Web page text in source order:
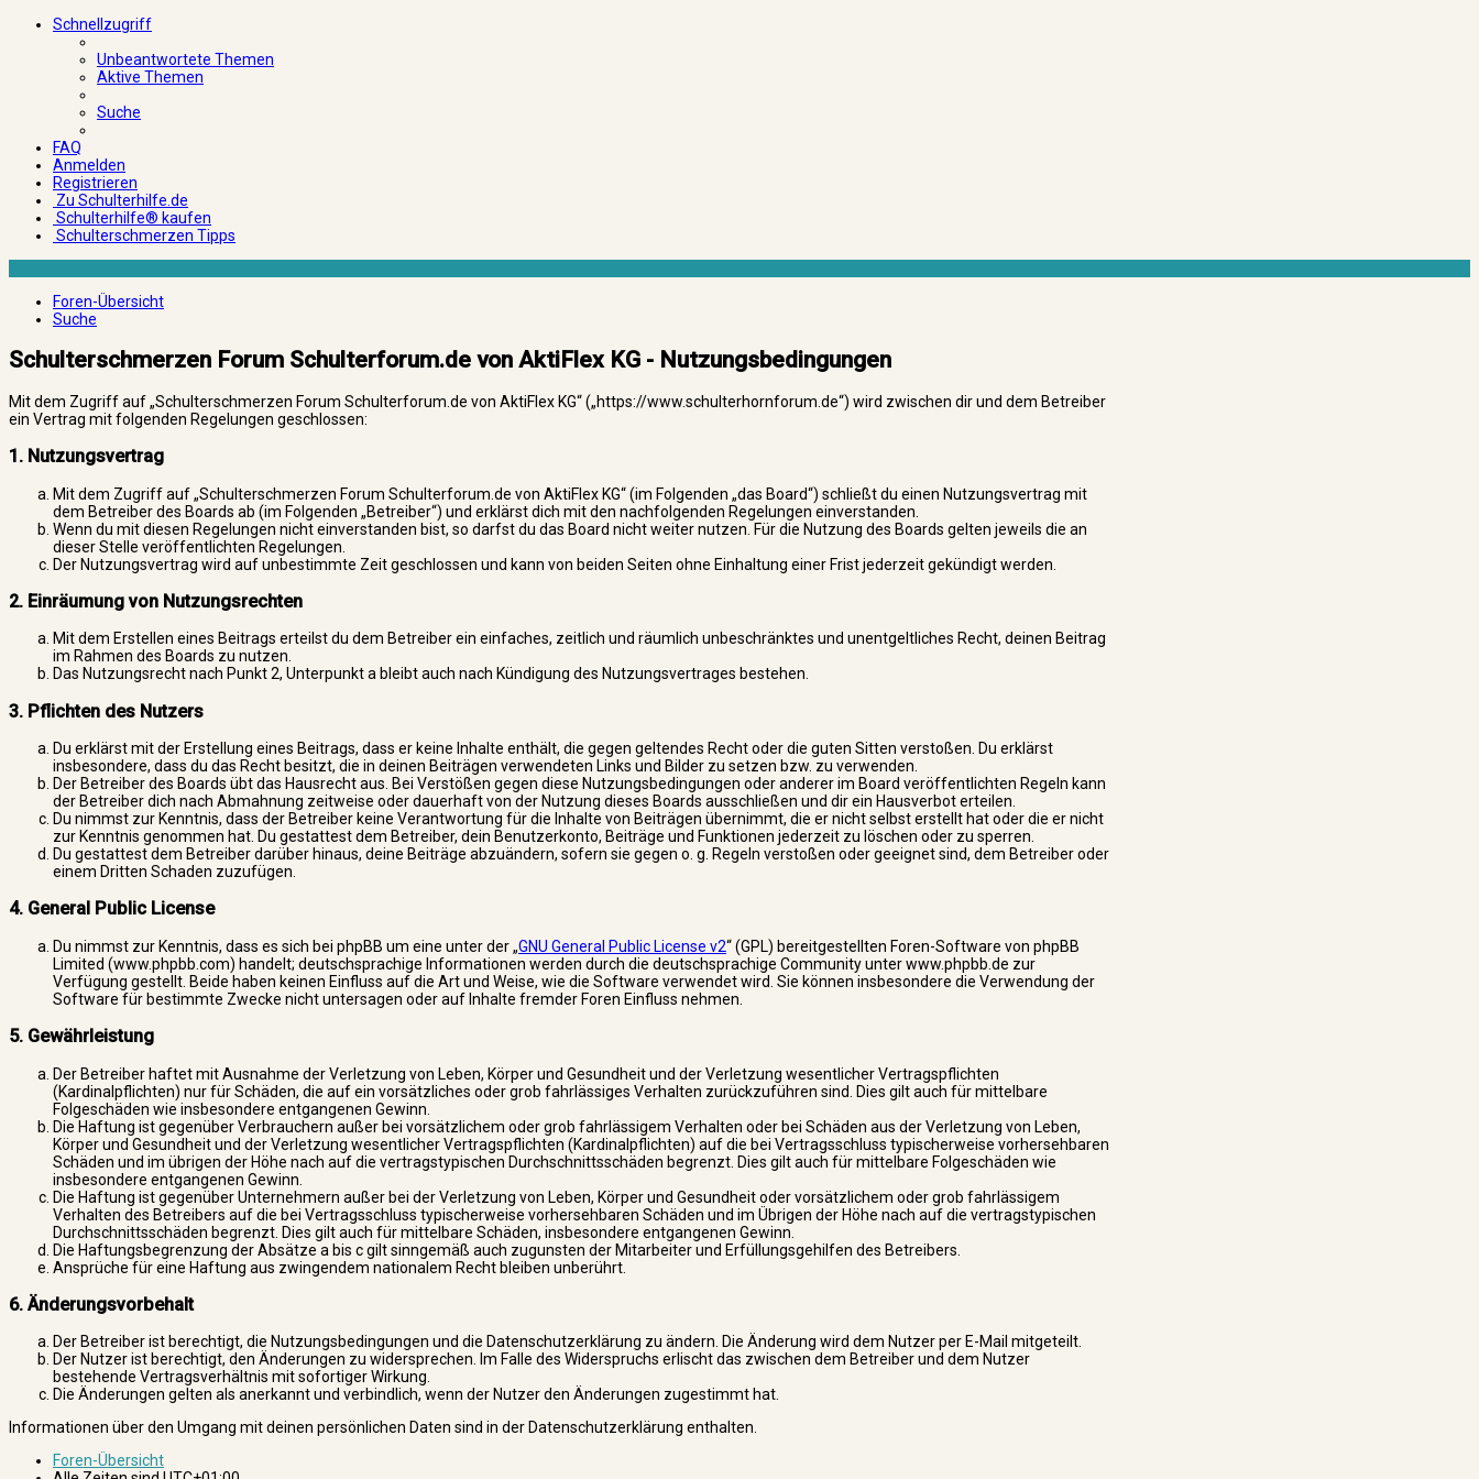
Schnellzugriff
Unbeantwortete Themen
Aktive Themen
Suche
FAQ
Anmelden
Registrieren
Zu Schulterhilfe.de
Schulterhilfe® kaufen
Schulterschmerzen Tipps
Foren-Übersicht
Suche
Schulterschmerzen Forum Schulterforum.de von AktiFlex KG - Nutzungsbedingungen
Mit dem Zugriff auf „Schulterschmerzen Forum Schulterforum.de von AktiFlex KG“ („https://www.schulterhornforum.de“) wird zwischen dir und dem Betreiber
ein Vertrag mit folgenden Regelungen geschlossen:
1. Nutzungsvertrag
Mit dem Zugriff auf „Schulterschmerzen Forum Schulterforum.de von AktiFlex KG“ (im Folgenden „das Board“) schließt du einen Nutzungsvertrag mit
dem Betreiber des Boards ab (im Folgenden „Betreiber“) und erklärst dich mit den nachfolgenden Regelungen einverstanden.
Wenn du mit diesen Regelungen nicht einverstanden bist, so darfst du das Board nicht weiter nutzen. Für die Nutzung des Boards gelten jeweils die an
dieser Stelle veröffentlichten Regelungen.
Der Nutzungsvertrag wird auf unbestimmte Zeit geschlossen und kann von beiden Seiten ohne Einhaltung einer Frist jederzeit gekündigt werden.
2. Einräumung von Nutzungsrechten
Mit dem Erstellen eines Beitrags erteilst du dem Betreiber ein einfaches, zeitlich und räumlich unbeschränktes und unentgeltliches Recht, deinen Beitrag
im Rahmen des Boards zu nutzen.
Das Nutzungsrecht nach Punkt 2, Unterpunkt a bleibt auch nach Kündigung des Nutzungsvertrages bestehen.
3. Pflichten des Nutzers
Du erklärst mit der Erstellung eines Beitrags, dass er keine Inhalte enthält, die gegen geltendes Recht oder die guten Sitten verstoßen. Du erklärst
insbesondere, dass du das Recht besitzt, die in deinen Beiträgen verwendeten Links und Bilder zu setzen bzw. zu verwenden.
Der Betreiber des Boards übt das Hausrecht aus. Bei Verstößen gegen diese Nutzungsbedingungen oder anderer im Board veröffentlichten Regeln kann
der Betreiber dich nach Abmahnung zeitweise oder dauerhaft von der Nutzung dieses Boards ausschließen und dir ein Hausverbot erteilen.
Du nimmst zur Kenntnis, dass der Betreiber keine Verantwortung für die Inhalte von Beiträgen übernimmt, die er nicht selbst erstellt hat oder die er nicht
zur Kenntnis genommen hat. Du gestattest dem Betreiber, dein Benutzerkonto, Beiträge und Funktionen jederzeit zu löschen oder zu sperren.
Du gestattest dem Betreiber darüber hinaus, deine Beiträge abzuändern, sofern sie gegen o. g. Regeln verstoßen oder geeignet sind, dem Betreiber oder
einem Dritten Schaden zuzufügen.
4. General Public License
Du nimmst zur Kenntnis, dass es sich bei phpBB um eine unter der „GNU General Public License v2“ (GPL) bereitgestellten Foren-Software von phpBB
Limited (www.phpbb.com) handelt; deutschsprachige Informationen werden durch die deutschsprachige Community unter www.phpbb.de zur
Verfügung gestellt. Beide haben keinen Einfluss auf die Art und Weise, wie die Software verwendet wird. Sie können insbesondere die Verwendung der
Software für bestimmte Zwecke nicht untersagen oder auf Inhalte fremder Foren Einfluss nehmen.
5. Gewährleistung
Der Betreiber haftet mit Ausnahme der Verletzung von Leben, Körper und Gesundheit und der Verletzung wesentlicher Vertragspflichten
(Kardinalpflichten) nur für Schäden, die auf ein vorsätzliches oder grob fahrlässiges Verhalten zurückzuführen sind. Dies gilt auch für mittelbare
Folgeschäden wie insbesondere entgangenen Gewinn.
Die Haftung ist gegenüber Verbrauchern außer bei vorsätzlichem oder grob fahrlässigem Verhalten oder bei Schäden aus der Verletzung von Leben,
Körper und Gesundheit und der Verletzung wesentlicher Vertragspflichten (Kardinalpflichten) auf die bei Vertragsschluss typischerweise vorhersehbaren
Schäden und im übrigen der Höhe nach auf die vertragstypischen Durchschnittsschäden begrenzt. Dies gilt auch für mittelbare Folgeschäden wie
insbesondere entgangenen Gewinn.
Die Haftung ist gegenüber Unternehmern außer bei der Verletzung von Leben, Körper und Gesundheit oder vorsätzlichem oder grob fahrlässigem
Verhalten des Betreibers auf die bei Vertragsschluss typischerweise vorhersehbaren Schäden und im Übrigen der Höhe nach auf die vertragstypischen
Durchschnittsschäden begrenzt. Dies gilt auch für mittelbare Schäden, insbesondere entgangenen Gewinn.
Die Haftungsbegrenzung der Absätze a bis c gilt sinngemäß auch zugunsten der Mitarbeiter und Erfüllungsgehilfen des Betreibers.
Ansprüche für eine Haftung aus zwingendem nationalem Recht bleiben unberührt.
6. Änderungsvorbehalt
Der Betreiber ist berechtigt, die Nutzungsbedingungen und die Datenschutzerklärung zu ändern. Die Änderung wird dem Nutzer per E-Mail mitgeteilt.
Der Nutzer ist berechtigt, den Änderungen zu widersprechen. Im Falle des Widerspruchs erlischt das zwischen dem Betreiber und dem Nutzer
bestehende Vertragsverhältnis mit sofortiger Wirkung.
Die Änderungen gelten als anerkannt und verbindlich, wenn der Nutzer den Änderungen zugestimmt hat.
Informationen über den Umgang mit deinen persönlichen Daten sind in der Datenschutzerklärung enthalten.
Foren-Übersicht